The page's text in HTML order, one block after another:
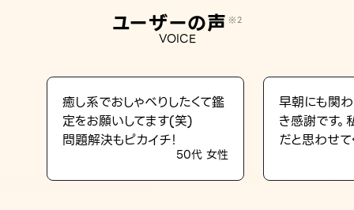
占い記事
LINE占いを開く
ユーザーの声 ※2
VOICE
癒し系でおしゃべりしたくて鑑
定をお願いしてます(笑)
問題解決もピカイチ！
50代 女性
早朝にも関
き感謝です
だと思わせて